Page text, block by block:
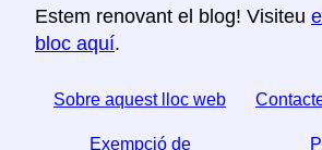
Estem renovant el blog! Visiteu
bloc aquí.
Sobre aquest lloc web
Exempció de